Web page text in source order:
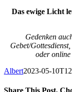
Das ewige Licht
Gedenken
Gebet/
oder
Albert2023-05-
Share This Post,